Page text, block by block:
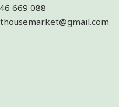
669 088